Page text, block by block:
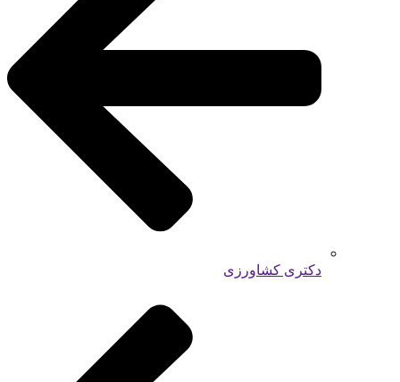
دکتری کشاورزی